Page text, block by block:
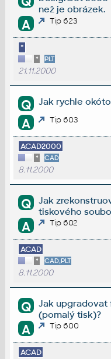
než je obrázek.
A Tip 623
*
* PLT
21.11.2000
Q Jak rychle
A Tip 603
ACAD2000
* CAD
8.11.2000
Q
Jak
tiskového
A Tip 602
ACAD
* CAD,PLT
8.11.2000
Q
Jak upgradovat
(pomalý tisk)?
A Tip 600
ACAD